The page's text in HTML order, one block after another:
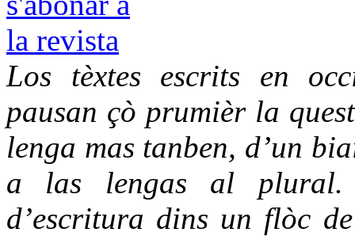
Los tèxtes escrits en
pausan çò prumièr la
lenga mas tanben, d’un
a las lengas al plural.
d’escritura dins un flòc